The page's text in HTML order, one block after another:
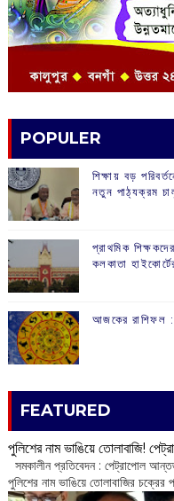
POPULER
শিক্ষায় বড়
নতুন পাঠ্যক্রম
প্রাথমিক
কলকাতা
আজকের রাশিফল
FEATURED
পুলিশের নাম ভাঙিয়ে তোলাবাজি!
সমকালীন প্রতিবেদন : পেট্রাপোল
পুলিশের নাম ভাঙিয়ে তোলাবাজির চক্রের